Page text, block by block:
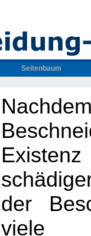
Seitenbaum
der
viele